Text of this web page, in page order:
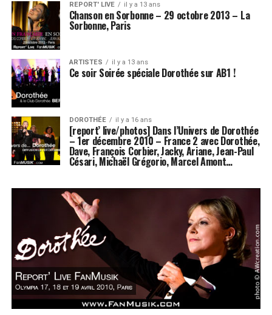
REPORT' LIVE il y a 13 ans
Chanson en Sorbonne – 29 octobre 2013 – La
Sorbonne, Paris
ARTISTES il y a 13 ans
Ce soir Soirée spéciale Dorothée sur AB1 !
DOROTHÉE il y a 16 ans
[report’ live/photos] Dans l’Univers de Dorothée
– 1er décembre 2010 – France 2 avec Dorothée,
Dave, François Corbier, Jacky, Ariane, Jean-Paul
Césari, Michaël Grégorio, Marcel Amont…